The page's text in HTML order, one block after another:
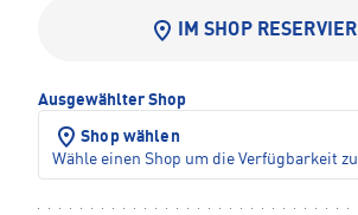
IM SHOP
Ausgewählter Shop
Shop wählen
Wähle einen Shop um die Verfügbarkeit